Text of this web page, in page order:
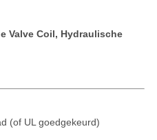
Valve Coil, Hydraulische
(of UL goedgekeurd)